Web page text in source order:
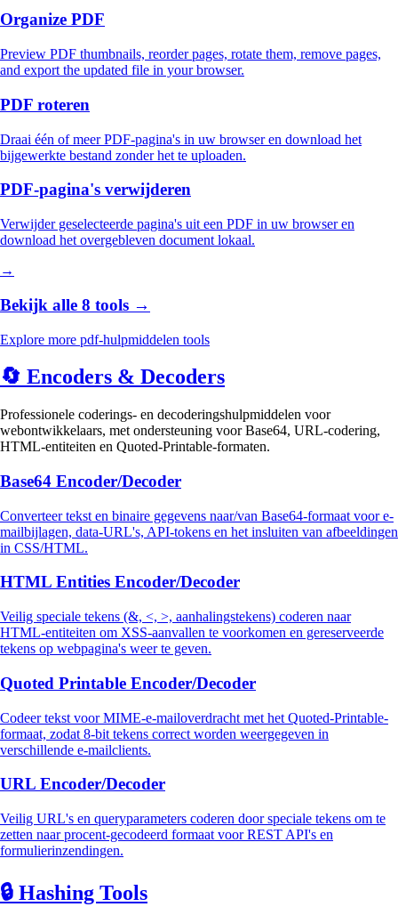
Organize PDF
Preview PDF thumbnails, reorder pages, rotate them, remove pages,
and export the updated file in your browser.
PDF roteren
Draai één of meer PDF-pagina's in uw browser en download het
bijgewerkte bestand zonder het te uploaden.
PDF-pagina's verwijderen
Verwijder geselecteerde pagina's uit een PDF in uw browser en
download het overgebleven document lokaal.
→
Bekijk alle 8 tools →
Explore more pdf-hulpmiddelen tools
🔄 Encoders & Decoders
Professionele coderings- en decoderingshulpmiddelen voor
webontwikkelaars, met ondersteuning voor Base64, URL-codering,
HTML-entiteiten en Quoted-Printable-formaten.
Base64 Encoder/Decoder
Converteer tekst en binaire gegevens naar/van Base64-formaat voor e-
mailbijlagen, data-URL's, API-tokens en het insluiten van afbeeldingen
in CSS/HTML.
HTML Entities Encoder/Decoder
Veilig speciale tekens (&, <, >, aanhalingstekens) coderen naar
HTML-entiteiten om XSS-aanvallen te voorkomen en gereserveerde
tekens op webpagina's weer te geven.
Quoted Printable Encoder/Decoder
Codeer tekst voor MIME-e-mailoverdracht met het Quoted-Printable-
formaat, zodat 8-bit tekens correct worden weergegeven in
verschillende e-mailclients.
URL Encoder/Decoder
Veilig URL's en queryparameters coderen door speciale tekens om te
zetten naar procent-gecodeerd formaat voor REST API's en
formulierinzendingen.
🔒 Hashing Tools